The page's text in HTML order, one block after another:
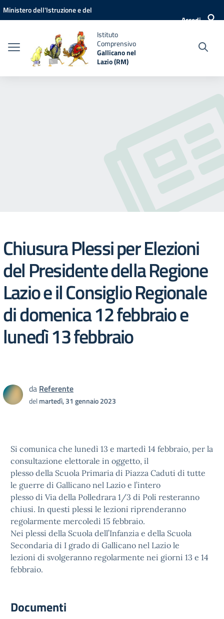
Vai ai contenuti
Vai al menu di navigazione
Vai al footer
Ministero dell'Istruzione e del
Accedi
Istituto
Comprensivo
Gallicano nel
Lazio (RM)
Chiusura Plessi per Elezioni
del Presidente della Regione
Lazio e il Consiglio Regionale
di domenica 12 febbraio e
lunedì 13 febbraio
da Referente
delmartedì, 31 gennaio 2023
Si comunica che lunedì 13 e martedì 14 febbraio, per la
consultazione elettorale in oggetto, il
plesso della Scuola Primaria di Piazza Caduti di tutte
le guerre di Gallicano nel Lazio e l’intero
plesso di Via della Polledrara 1/3 di Poli resteranno
chiusi. In questi plessi le lezioni riprenderanno
regolarmente mercoledì 15 febbraio.
Nei plessi della Scuola dell’Infanzia e della Scuola
Secondaria di I grado di Gallicano nel Lazio le
lezioni di svolgeranno regolarmente nei giorni 13 e 14
febbraio.
Documenti